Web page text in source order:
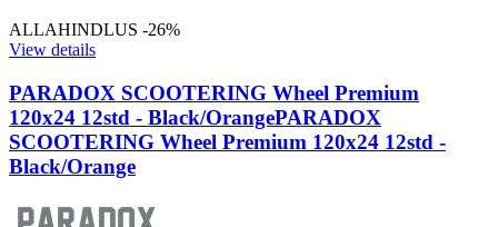
ALLAHINDLUS -26%
View details
PARADOX SCOOTERING Wheel Premium
120x24 12std - Black/OrangePARADOX
SCOOTERING Wheel Premium 120x24 12std -
Black/Orange